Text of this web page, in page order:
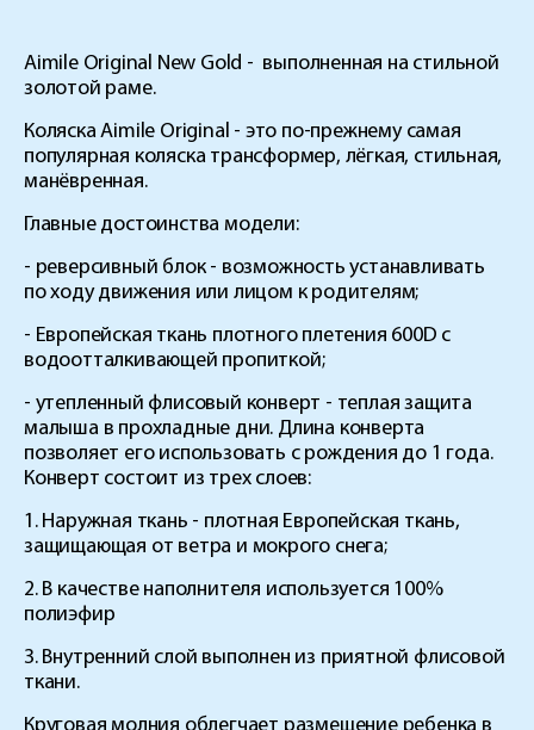
Aimile Original New Gold - выполненная на стильной
золотой раме.
Коляска Aimile Original - это по-прежнему самая
популярная коляска трансформер, лёгкая, стильная,
манёвренная.
Главные достоинства модели:
- реверсивный блок - возможность устанавливать
по ходу движения или лицом к родителям;
- Европейская ткань плотного плетения 600D с
водоотталкивающей пропиткой;
- утепленный флисовый конверт - теплая защита
малыша в прохладные дни. Длина конверта
позволяет его использовать с рождения до 1 года.
Конверт состоит из трех слоев:
1. Наружная ткань - плотная Европейская ткань,
защищающая от ветра и мокрого снега;
2. В качестве наполнителя используется 100%
полиэфир
3. Внутренний слой выполнен из приятной флисовой
ткани.